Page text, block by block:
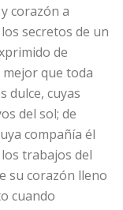
corazón a
secretos de un
de
que toda
dulce, cuyas
del sol; de
compañía él
trabajos del
su corazón lleno
cuando